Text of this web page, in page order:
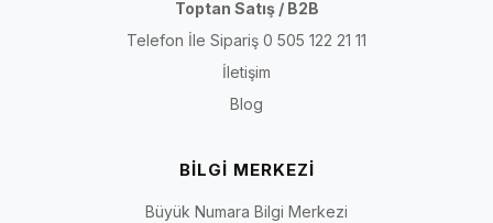
Toptan Satış / B2B
Telefon İle Sipariş 0 505 122 21 11
İletişim
Blog
BİLGİ MERKEZİ
Büyük Numara Bilgi Merkezi